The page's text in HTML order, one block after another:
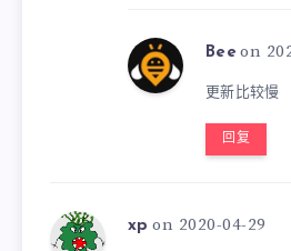
Bee on
更新比较慢
回复
xp on 2020-04-29